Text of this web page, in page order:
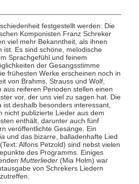
festgestellt werden: Die
Komponisten Franz Schreker
viel mehr Bekanntheit, als ihnen
ist. Es sind schöne, melodische
Sprachgefühl und feinem
der Gesangsstimme
frühesten Werke erscheinen noch in
von Brahms, Strauss und Wolf,
aus reiferen Perioden stellen einen
vor, der uns viel zu sagen hat. Die
ist deshalb besonders interessant,
nicht publizierte Lieder aus dem
enthält, darunter auch fünf
veröffentlichte Gesänge. Ein
und das bizarre, balladenhafte Lied
(Text: Alfons Petzold) sind nebst vielen
des Programms. Einiges
Mutterlieder(Mia Holm) war
von Schrekers Liedern